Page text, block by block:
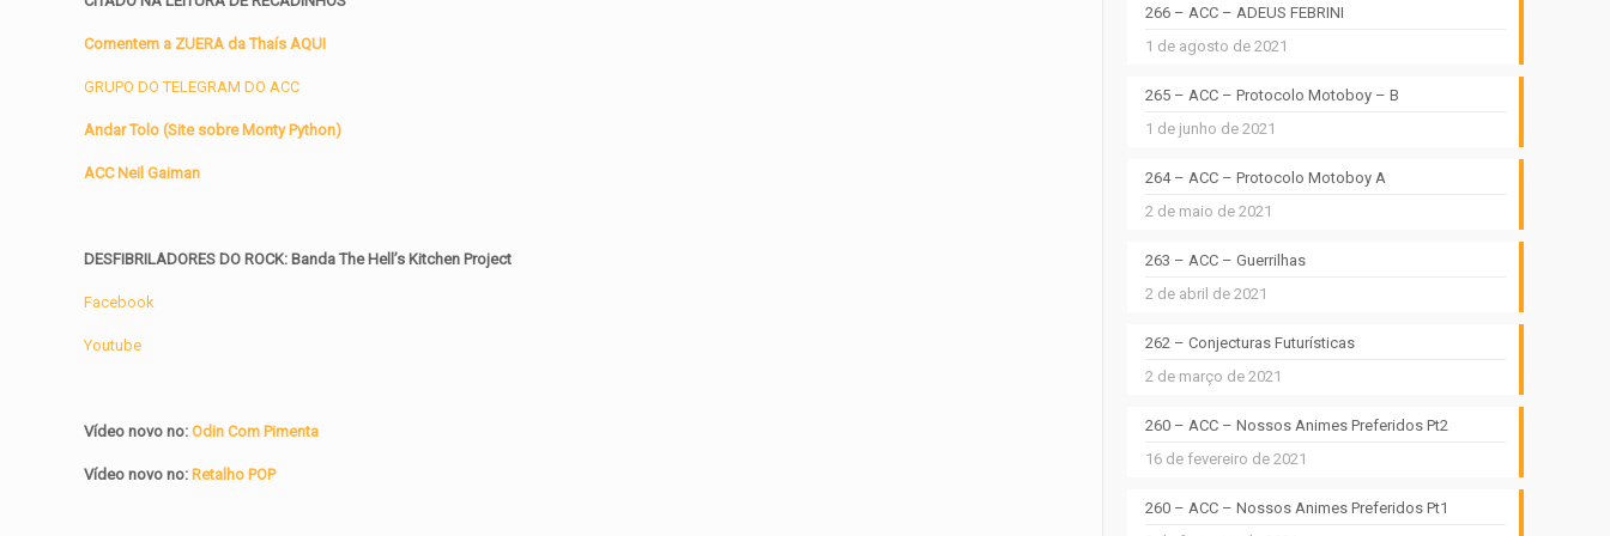
Comentem a ZUERA da Thaís AQUI
GRUPO DO TELEGRAM DO ACC
Andar Tolo (Site sobre Monty Python)
ACC Neil Gaiman
DESFIBRILADORES DO ROCK: Banda The Hell’s Kitchen Project
Facebook
Youtube
Vídeo novo no:Odin Com Pimenta
Vídeo novo no: Retalho POP
266 – ACC – ADEUS FEBRINI
1 de agosto de 2021
265 – ACC – Protocolo Motoboy – B
1 de junho de 2021
264 – ACC – Protocolo Motoboy A
2 de maio de 2021
263 – ACC – Guerrilhas
2 de abril de 2021
262 – Conjecturas Futurísticas
2 de março de 2021
260 – ACC – Nossos Animes Preferidos Pt2
16 de fevereiro de 2021
260 – ACC – Nossos Animes Preferidos Pt1